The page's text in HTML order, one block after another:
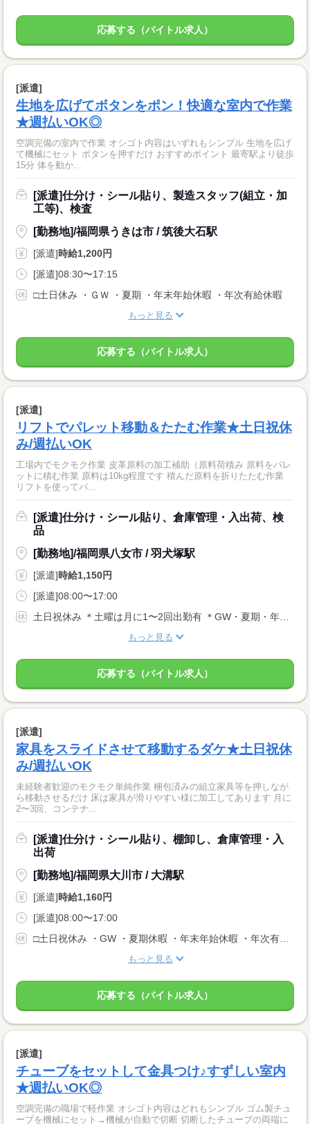
応募する（バイトル求人）
[派遣]
生地を広げてボタンをポン！快適な室内で作業
★週払いOK◎
空調完備の室内で作業 オシゴト内容はいずれもシンプル 生地を広げ
て機械にセット ボタンを押すだけ おすすめポイント 最寄駅より徒歩
15分 体を動か...
[派遣]仕分け・シール貼り、製造スタッフ(組立・加
工等)、検査
[勤務地]/福岡県うきは市 / 筑後大石駅
[派遣]時給1,200円
[派遣]08:30〜17:15
□土日休み ・ＧＷ ・夏期 ・年末年始休暇 ・年次有給休暇
もっと見る
応募する（バイトル求人）
[派遣]
リフトでパレット移動＆たたむ作業★土日祝休
み/週払いOK
工場内でモクモク作業 皮革原料の加工補助（原料荷積み 原料をパレ
ットに積む作業 原料は10kg程度です 積んだ原料を折りたたむ作業
リフトを使ってパ...
[派遣]仕分け・シール貼り、倉庫管理・入出荷、検
品
[勤務地]/福岡県八女市 / 羽犬塚駅
[派遣]時給1,150円
[派遣]08:00〜17:00
土日祝休み ＊土曜は月に1〜2回出勤有 ＊GW・夏期・年末年始休暇有
もっと見る
応募する（バイトル求人）
[派遣]
家具をスライドさせて移動するダケ★土日祝休
み/週払いOK
未経験者歓迎のモクモク単純作業 梱包済みの組立家具等を押しなが
ら移動させるだけ 床は家具が滑りやすい様に加工してあります 月に
2〜3回、コンテナ...
[派遣]仕分け・シール貼り、棚卸し、倉庫管理・入
出荷
[勤務地]/福岡県大川市 / 大溝駅
[派遣]時給1,160円
[派遣]08:00〜17:00
□土日祝休み ・GW ・夏期休暇 ・年末年始休暇 ・年次有給休暇 ＊土曜日出勤の可能性あり
もっと見る
応募する（バイトル求人）
[派遣]
チューブをセットして金具つけ♪すずしい室内
★週払いOK◎
空調完備の職場で軽作業 オシゴト内容はどれもシンプル ゴム製チュ
ーブを機械にセット→機械が自動で切断 切断したチューブの両端に